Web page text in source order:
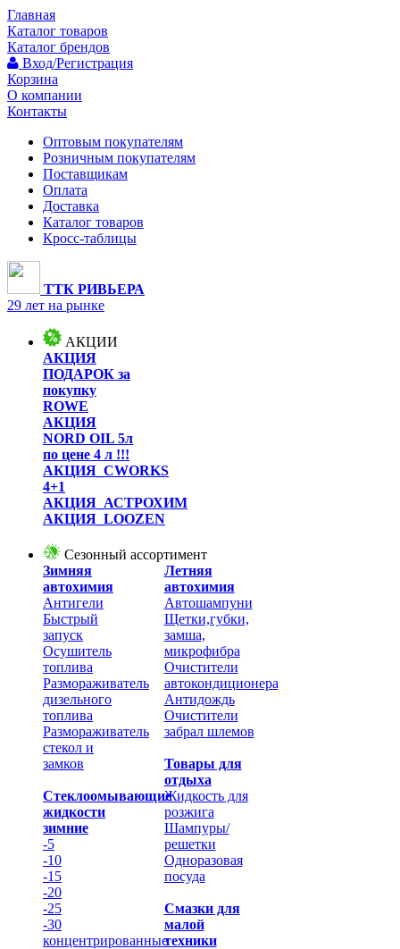
Главная
Каталог товаров
Каталог брендов
Вход/Регистрация
Корзина
О компании
Контакты
Оптовым покупателям
Розничным покупателям
Поставщикам
Оплата
Доставка
Каталог товаров
Кросс-таблицы
ТТК РИВЬЕРА
29 лет на рынке
АКЦИИ
АКЦИЯ
ПОДАРОК за
покупку
ROWE
АКЦИЯ
NORD OIL 5л
по цене 4 л !!!
АКЦИЯ_CWORKS
4+1
АКЦИЯ_АСТРОХИМ
АКЦИЯ_LOOZEN
Сезонный ассортимент
Зимняя
автохимия
Антигели
Быстрый
запуск
Осушитель
топлива
Размораживатель
дизельного
топлива
Размораживатель
стекол и
замков
Стеклоомывающие
жидкости
зимние
-5
-10
-15
-20
-25
-30
концентрированные
Летняя
автохимия
Автошампуни
Щетки,губки,
замша,
микрофибра
Очистители
автокондиционера
Антидождь
Очистители
забрал шлемов
Товары для
отдыха
Жидкость для
розжига
Шампуры/
решетки
Одноразовая
посуда
Смазки для
малой
техники